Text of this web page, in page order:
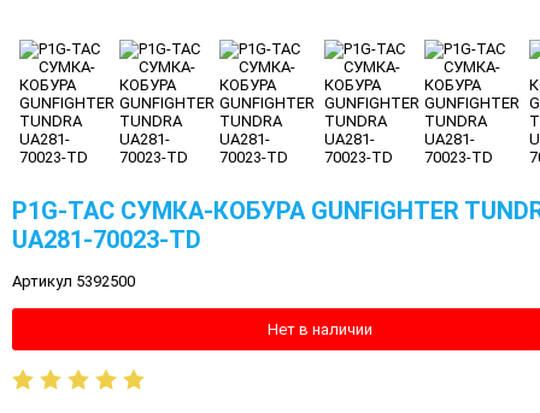
P1G-TAC СУМКА-КОБУРА GUNFIGHTER
UA281-70023-TD
Артикул 5392500
Нет в наличии